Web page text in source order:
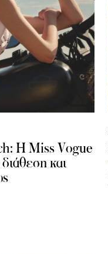
H Μiss Vogue
και